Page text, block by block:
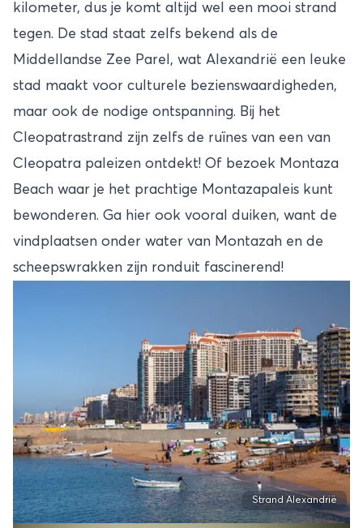
kilometer, dus je komt altijd wel een mooi strand
tegen. De stad staat zelfs bekend als de
Middellandse Zee Parel, wat Alexandrië een leuke
stad maakt voor culturele bezienswaardigheden,
maar ook de nodige ontspanning. Bij het
Cleopatrastrand zijn zelfs de ruïnes van een van
Cleopatra paleizen ontdekt! Of bezoek Montaza
Beach waar je het prachtige Montazapaleis kunt
bewonderen. Ga hier ook vooral duiken, want de
vindplaatsen onder water van Montazah en de
scheepswrakken zijn ronduit fascinerend!
Strand Alexandrië